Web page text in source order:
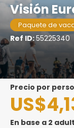
Visión
Paquete de
Ref ID:55225340
precio por
En base a 2